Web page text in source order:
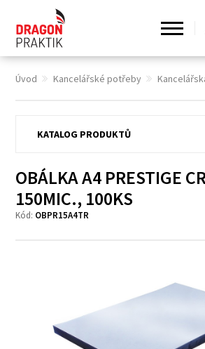
Úvod Kancelářské potřeby
KATALOG PRODUKTŮ
OBÁLKA A4 PRESTIGE
150MIC., 100KS
Kód: OBPR15A4TR